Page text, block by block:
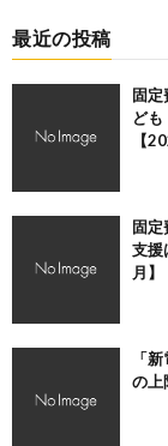
最近の投稿
固定
ど
【
固定
支援
月】
「
の上